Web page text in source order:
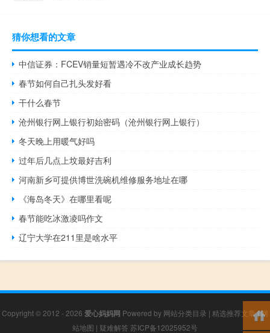
猜你想看的文章
中信证券：FCEV销量短暂遇冷不改产业成长趋势
春节如何自己扎头发好看
干什么春节
沧州银行网上银行初始密码（沧州银行网上银行）
冬天晚上用暖气好吗
过年后几点上坟最好吉利
河南新乡可提供博世洗碗机维修服务地址在哪
《海岛冬天》在哪里看呢
春节能吃冰激凌吗作文
辽宁大学在211里是啥水平
Copyright © 2012 - 2026 爱心妈妈网 Powered by 网站分类目录 | 精选推荐文章|网
站地图 | 疑难解答 苏ICP备12025952号